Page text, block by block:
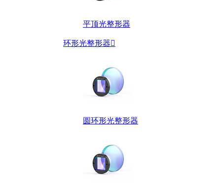
平顶光整形器
环形光整形器
圆环形光整形器